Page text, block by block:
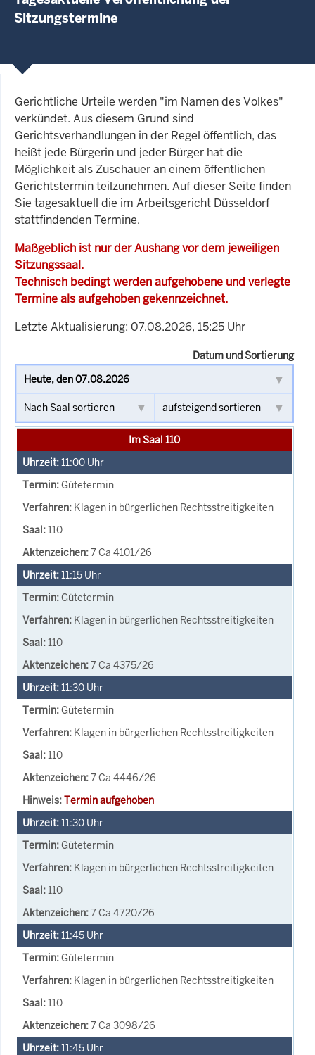
Sitzungstermine
Gerichtliche Urteile werden "im Namen des Volkes"
verkündet. Aus diesem Grund sind
Gerichtsverhandlungen in der Regel öffentlich, das
heißt jede Bürgerin und jeder Bürger hat die
Möglichkeit als Zuschauer an einem öffentlichen
Gerichtstermin teilzunehmen. Auf dieser Seite finden
Sie tagesaktuell die im Arbeitsgericht Düsseldorf
stattfindenden Termine.
Maßgeblich ist nur der Aushang vor dem jeweiligen
Sitzungssaal.
Technisch bedingt werden aufgehobene und verlegte
Termine als aufgehoben gekennzeichnet.
Letzte Aktualisierung: 07.08.2026, 15:25 Uhr
Datum und Sortierung
Im Saal 110
11:00 Uhr
Gütetermin
Klagen in bürgerlichen Rechtsstreitigkeiten
110
7 Ca 4101/26
11:15 Uhr
Gütetermin
Klagen in bürgerlichen Rechtsstreitigkeiten
110
7 Ca 4375/26
11:30 Uhr
Gütetermin
Klagen in bürgerlichen Rechtsstreitigkeiten
110
7 Ca 4446/26
Termin aufgehoben
11:30 Uhr
Gütetermin
Klagen in bürgerlichen Rechtsstreitigkeiten
110
7 Ca 4720/26
11:45 Uhr
Gütetermin
Klagen in bürgerlichen Rechtsstreitigkeiten
110
7 Ca 3098/26
11:45 Uhr